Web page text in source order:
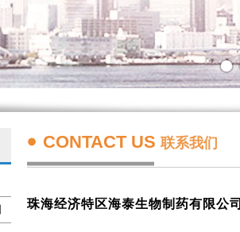
CONTACT US 联系我们
珠海经济特区海泰生物制药有限公司